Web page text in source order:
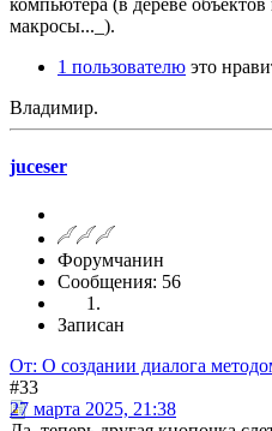
компьютера (в дереве
макросы..._).
1 пользователю это
Владимир.
juceser
Форумчанин
Сообщения: 56
Записан
От: О создании диалога
#33
27 марта 2025, 21:38